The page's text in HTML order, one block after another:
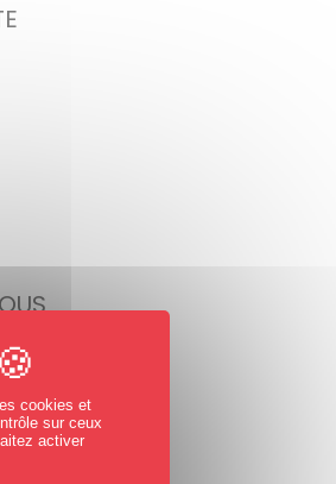
cookies et
sur ceux
activer